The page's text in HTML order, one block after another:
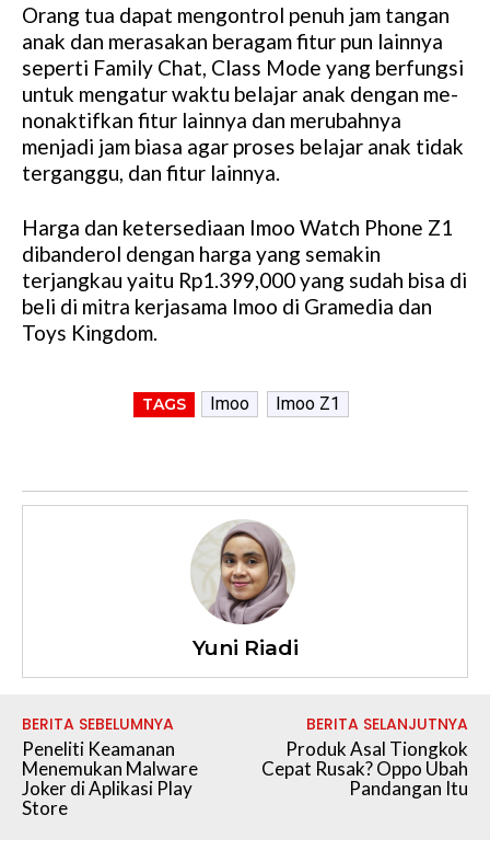
Orang tua dapat mengontrol penuh jam tangan
anak dan merasakan beragam fitur pun lainnya
seperti Family Chat, Class Mode yang berfungsi
untuk mengatur waktu belajar anak dengan me-
nonaktifkan fitur lainnya dan merubahnya
menjadi jam biasa agar proses belajar anak tidak
terganggu, dan fitur lainnya.
Harga dan ketersediaan Imoo Watch Phone Z1
dibanderol dengan harga yang semakin
terjangkau yaitu Rp1.399,000 yang sudah bisa di
beli di mitra kerjasama Imoo di Gramedia dan
Toys Kingdom.
TAGS Imoo Imoo Z1
Yuni Riadi
BERITA SEBELUMNYA
Peneliti Keamanan
Menemukan Malware
Joker di Aplikasi Play
Store
BERITA SELANJUTNYA
Produk Asal Tiongkok
Cepat Rusak? Oppo Ubah
Pandangan Itu